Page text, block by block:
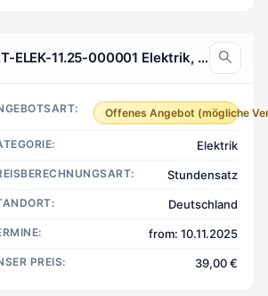
T-ELEK-11.25-000001 Elektrik, Deutschland
Offenes Angebot (mögliche
Elektrik
Stundensatz
Deutschland
from: 10.11.2025
PREIS: 39,00 €